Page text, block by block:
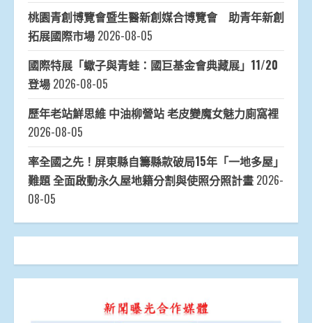
桃園青創博覽會暨生醫新創媒合博覽會 助青年新創
拓展國際市場 2026-08-05
國際特展「蠍子與青蛙：國巨基金會典藏展」11/20
登場 2026-08-05
歷年老站鮮思維 中油柳營站 老皮變魔女魅力廁窩裡
2026-08-05
率全國之先！屏東縣自籌縣款破局15年「一地多屋」
難題 全面啟動永久屋地籍分割與使照分照計畫 2026-
08-05